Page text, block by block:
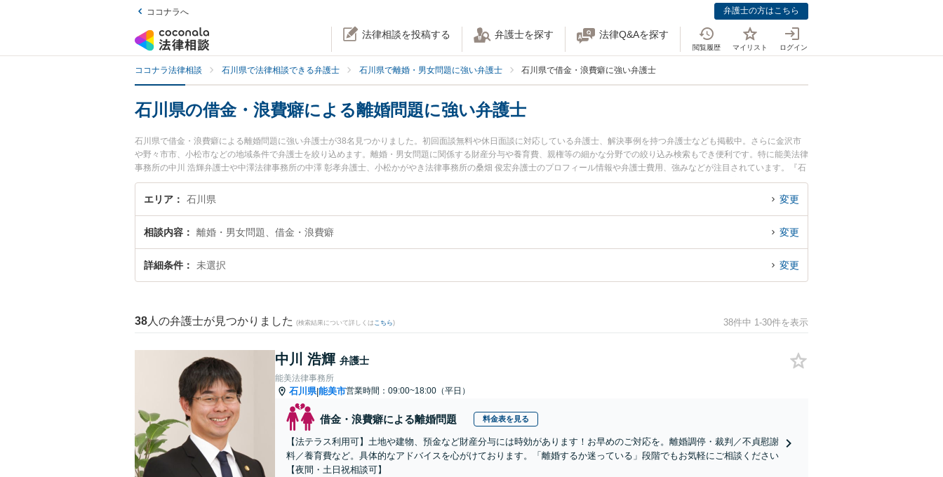
ココナラへ 弁護士の方はこちら
法律相談を投稿する 弁護士を探す 法律Q&Aを探す
閲覧履歴 マイリスト ログイン
ココナラ法律相談 石川県で法律相談できる弁護士 石川県で離婚・男女問題に強い弁護士 石川県で借金・浪費癖に強い弁護士
石川県の借金・浪費癖による離婚問題に強い弁護士
石川県で借金・浪費癖による離婚問題に強い弁護士が38名見つかりました。初回面談無料や休日面談に対応している弁護士、解決事例を持つ弁護士なども掲載中。さらに金沢市
や野々市市、小松市などの地域条件で弁護士を絞り込めます。離婚・男女問題に関係する財産分与や養育費、親権等の細かな分野での絞り込み検索もでき便利です。特に能美法律
事務所の中川 浩輝弁護士や中澤法律事務所の中澤 彰孝弁護士、小松かがやき法律事務所の桑畑 俊宏弁護士のプロフィール情報や弁護士費用、強みなどが注目されています。『石
川県で土日や夜間に発生した借金・浪費癖による離婚問題のトラブルを今すぐに弁護士に相談したい』『借金・浪費癖による離婚問題のトラブル解決の実績豊富な近くの弁護士を
検索したい』『初回相談無料で借金・浪費癖による離婚問題を法律相談できる石川県内の弁護士に相談予約したい』などでお困りの相談者さんにおすすめです。
エリア 石川県 変更
相談内容 離婚・男女問題、借金・浪費癖 変更
詳細条件 未選択 変更
38 人の弁護士が見つかりました (検索結果について詳しくは こちら) 38件中 1-30件を表示
中川 浩輝 弁護士
能美法律事務所
石川県|能美市営業時間：09:00~18:00（平日）
借金・浪費癖による離婚問題 料金表を見る
【法テラス利用可】土地や建物、預金など財産分与には時効があります！お早めのご対応を。離婚調停・裁判／不貞慰謝
料／養育費など。具体的なアドバイスを心がけております。「離婚するか迷っている」段階でもお気軽にご相談ください
【夜間・土日祝相談可】